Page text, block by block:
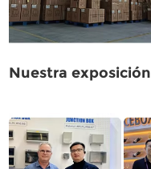
Nuestra exposición